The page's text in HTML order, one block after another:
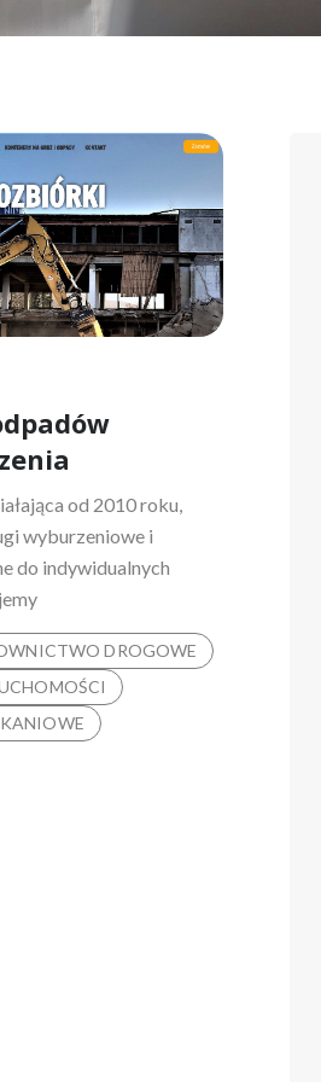
od 2010 roku,
wyburzeniowe i
do indywidualnych
DROGOWE